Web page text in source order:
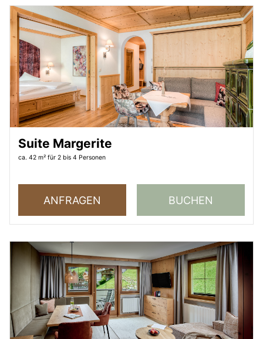
Suite Margerite
ca. 42 m² für 2 bis 4 Personen
ANFRAGEN BUCHEN